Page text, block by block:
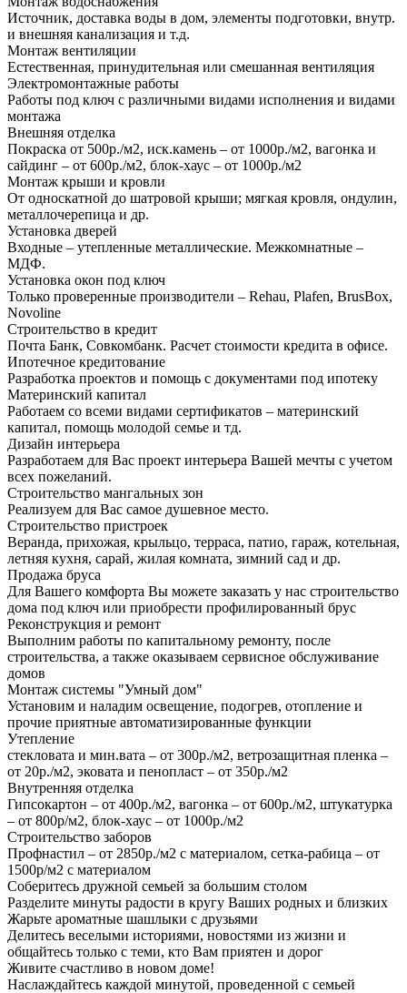
Источник, доставка воды в дом, элементы подготовки, внутр.
и внешняя канализация и т.д.
Монтаж вентиляции
Естественная, принудительная или смешанная вентиляция
Электромонтажные работы
Работы под ключ с различными видами исполнения и видами
монтажа
Внешняя отделка
Покраска от 500р./м2, иск.камень – от 1000р./м2, вагонка и
сайдинг – от 600р./м2, блок-хаус – от 1000р./м2
Монтаж крыши и кровли
От односкатной до шатровой крыши; мягкая кровля, ондулин,
металлочерепица и др.
Установка дверей
Входные – утепленные металлические. Межкомнатные –
МДФ.
Установка окон под ключ
Только проверенные производители – Rehau, Plafen, BrusBox,
Novoline
Строительство в кредит
Почта Банк, Совкомбанк. Расчет стоимости кредита в офисе.
Ипотечное кредитование
Разработка проектов и помощь с документами под ипотеку
Материнский капитал
Работаем со всеми видами сертификатов – материнский
капитал, помощь молодой семье и тд.
Дизайн интерьера
Разработаем для Вас проект интерьера Вашей мечты с учетом
всех пожеланий.
Строительство мангальных зон
Реализуем для Вас самое душевное место.
Строительство пристроек
Веранда, прихожая, крыльцо, терраса, патио, гараж, котельная,
летняя кухня, сарай, жилая комната, зимний сад и др.
Продажа бруса
Для Вашего комфорта Вы можете заказать у нас строительство
дома под ключ или приобрести профилированный брус
Реконструкция и ремонт
Выполним работы по капитальному ремонту, после
строительства, а также оказываем сервисное обслуживание
домов
Монтаж системы "Умный дом"
Установим и наладим освещение, подогрев, отопление и
прочие приятные автоматизированные функции
Утепление
стекловата и мин.вата – от 300р./м2, ветрозащитная пленка –
от 20р./м2, эковата и пенопласт – от 350р./м2
Внутренняя отделка
Гипсокартон – от 400р./м2, вагонка – от 600р./м2, штукатурка
– от 800р/м2, блок-хаус – от 1000р./м2
Строительство заборов
Профнастил – от 2850р./м2 с материалом, сетка-рабица – от
1500р/м2 с материалом
Соберитесь дружной семьей за большим столом
Разделите минуты радости в кругу Ваших родных и близких
Жарьте ароматные шашлыки с друзьями
Делитесь веселыми историями, новостями из жизни и
общайтесь только с теми, кто Вам приятен и дорог
Живите счастливо в новом доме!
Наслаждайтесь каждой минутой, проведенной с семьей